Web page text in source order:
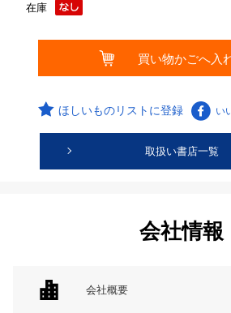
在庫
ほしいものリストに登録 い
取扱い書店一覧
会社情報
会社概要